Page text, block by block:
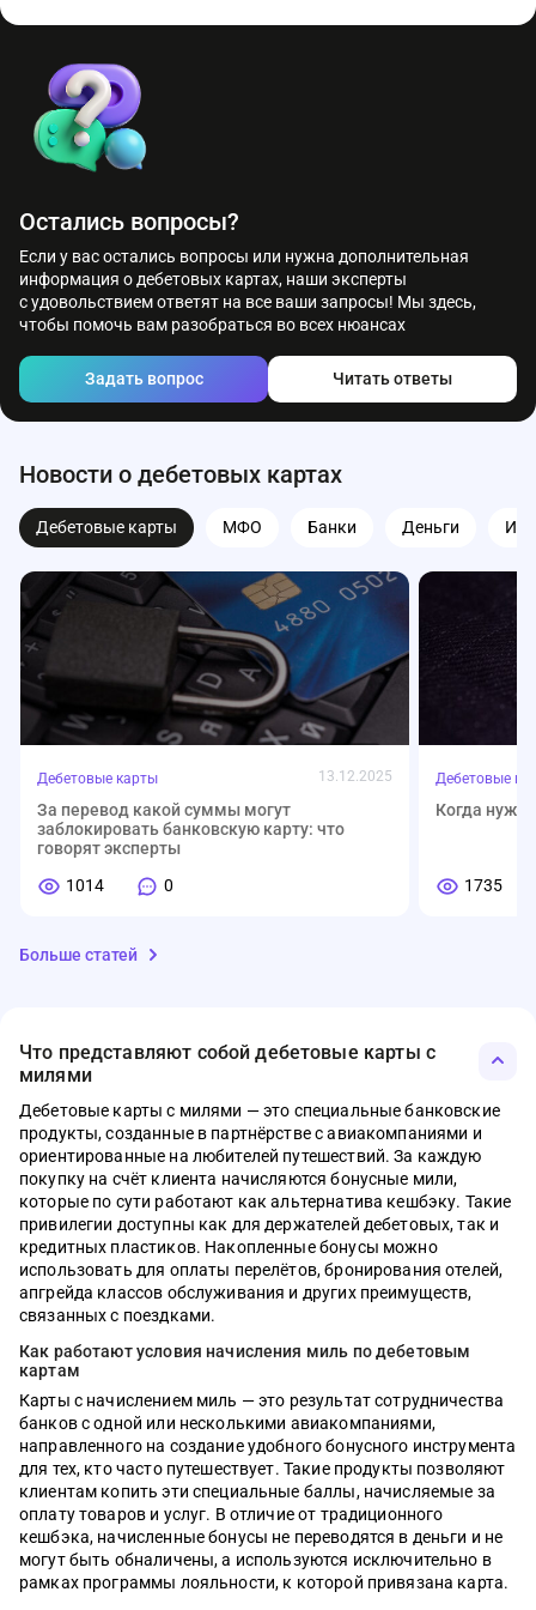
Остались вопросы?
Если у вас остались вопросы или нужна дополнительная
информация о дебетовых картах, наши эксперты
с удовольствием ответят на все ваши запросы! Мы здесь,
чтобы помочь вам разобраться во всех нюансах
Задать вопрос Читать ответы
Новости о дебетовых картах
Дебетовые карты МФО Банки Деньги
Дебетовые карты 13.12.2025
За перевод какой суммы могут
заблокировать банковскую карту: что
говорят эксперты
1014
0
Дебетовые
Когда
1735
МФО 01.08.2026
Семейная ипотека, облигации,
автокредиты, рынок труда – главное за
неделю
48
0
Что
Новые
Банки 07.05.2026
Что такое электронный кошелёк WB и
зачем у него лимиты
1533
0
Рейтинг
2026 году
1134
Деньги 03.04.2026
Материнский капитал в 2026 году: сумма,
условия и как потратить без ошибок
523 0
Сервис
личный
Ипотека 12.01.2026
Ипотека без стресса: полный список
документов, чтобы банк сказал «да»
538
0
на
462
Вклады 07.04.2026
С какой суммы нужно платить налог на
вклад в 2026 году
449 0
Топ-5
2026 году
Кредиты 03.05.2026
Как отличить кредит от рассрочки
393 0
Топ-5
году
1403
Больше статей
Что представляют собой дебетовые карты с
милями
Дебетовые карты с милями — это специальные банковские
продукты, созданные в партнёрстве с авиакомпаниями и
ориентированные на любителей путешествий. За каждую
покупку на счёт клиента начисляются бонусные мили,
которые по сути работают как альтернатива кешбэку. Такие
привилегии доступны как для держателей дебетовых, так и
кредитных пластиков. Накопленные бонусы можно
использовать для оплаты перелётов, бронирования отелей,
апгрейда классов обслуживания и других преимуществ,
связанных с поездками.
Как работают условия начисления миль по дебетовым
картам
Карты с начислением миль — это результат сотрудничества
банков с одной или несколькими авиакомпаниями,
направленного на создание удобного бонусного инструмента
для тех, кто часто путешествует. Такие продукты позволяют
клиентам копить эти специальные баллы, начисляемые за
оплату товаров и услуг. В отличие от традиционного
кешбэка, начисленные бонусы не переводятся в деньги и не
могут быть обналичены, а используются исключительно в
рамках программы лояльности, к которой привязана карта.